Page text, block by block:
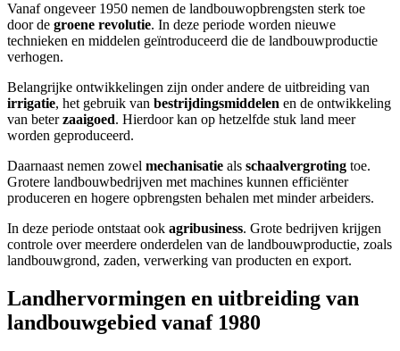
Vanaf ongeveer 1950 nemen de landbouwopbrengsten sterk toe
door de groene revolutie. In deze periode worden nieuwe
technieken en middelen geïntroduceerd die de landbouwproductie
verhogen.
Belangrijke ontwikkelingen zijn onder andere de uitbreiding van
irrigatie, het gebruik van bestrijdingsmiddelen en de ontwikkeling
van beterzaaigoed. Hierdoor kan op hetzelfde stuk land meer
worden geproduceerd.
Daarnaast nemen zowel mechanisatie als schaalvergroting toe.
Grotere landbouwbedrijven met machines kunnen efficiënter
produceren en hogere opbrengsten behalen met minder arbeiders.
In deze periode ontstaat ook agribusiness. Grote bedrijven krijgen
controle over meerdere onderdelen van de landbouwproductie, zoals
landbouwgrond, zaden, verwerking van producten en export.
Landhervormingen en uitbreiding van
landbouwgebied vanaf 1980